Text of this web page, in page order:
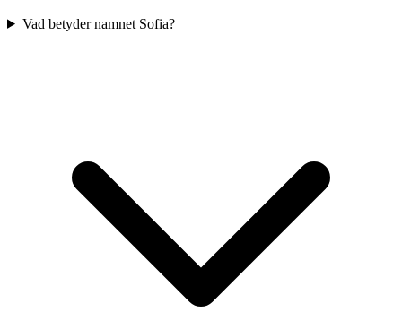
Vad betyder namnet Sofia?